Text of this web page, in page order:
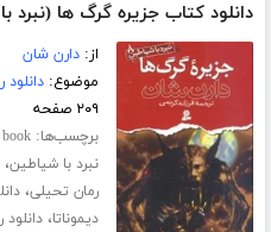
دانلود کتاب جزیره گرگ ها (نبرد
از:دارن شان
موضوع:دانلود
۲۰۹ صفحه
برچسب‌ها:
نبرد با شیاطین،
رمان تحیلی،
دیموناتا،